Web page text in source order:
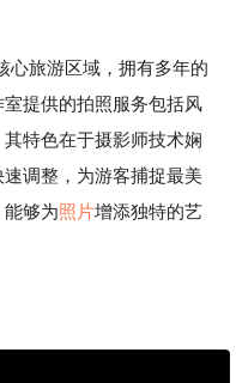
心旅游区域，拥有多年的
提供的拍照服务包括风
特色在于摄影师技术娴
调整，为游客捕捉最美
够为照片增添独特的艺